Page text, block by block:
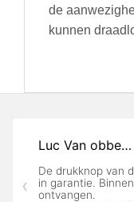
de
kunnen